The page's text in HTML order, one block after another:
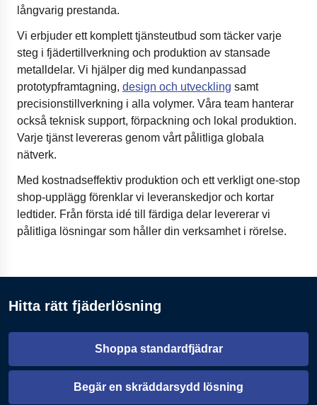
långvarig prestanda.
Vi erbjuder ett komplett tjänsteutbud som täcker varje
steg i fjädertillverkning och produktion av stansade
metalldelar. Vi hjälper dig med kundanpassad
prototypframtagning, design och utveckling samt
precisionstillverkning i alla volymer. Våra team hanterar
också teknisk support, förpackning och lokal produktion.
Varje tjänst levereras genom vårt pålitliga globala
nätverk.
Med kostnadseffektiv produktion och ett verkligt one-stop
shop-upplägg förenklar vi leveranskedjor och kortar
ledtider. Från första idé till färdiga delar levererar vi
pålitliga lösningar som håller din verksamhet i rörelse.
Hitta rätt fjäderlösning
Shoppa standardfjädrar
Begär en skräddarsydd lösning